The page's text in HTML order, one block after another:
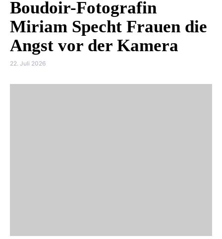
Boudoir-Fotografin
Miriam Specht Frauen die
Angst vor der Kamera
22. Juli 2026